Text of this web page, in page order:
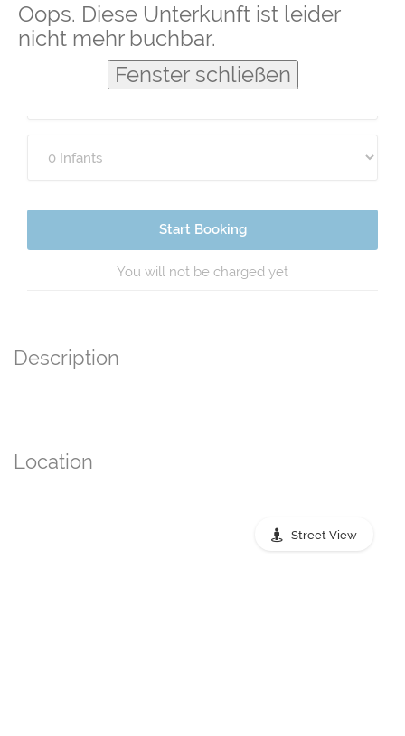
Oops. Diese Unterkunft ist leider
nicht mehr buchbar.
Fenster schließen
Start Booking
You will not be charged yet
Description
Location
Street View